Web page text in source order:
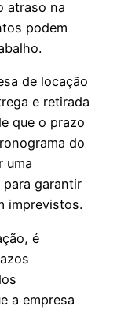
atraso na
podem
de locação
e retirada
que o prazo
do
uma
para garantir
imprevistos.
é
a empresa